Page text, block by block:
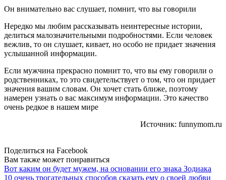
Он внимательно вас слушает, помнит, что вы говорили
Нередко мы любим рассказывать неинтересные истории,
делиться малозначительными подробностями. Если человек
вежлив, то он слушает, кивает, но особо не придает значения
услышанной информации.
Если мужчина прекрасно помнит то, что вы ему говорили о
родственниках, то это свидетельствует о том, что он придает
значения вашим словам. Он хочет стать ближе, поэтому
намерен узнать о вас максимум информации. Это качество
очень редкое в нашем мире
Источник: funnymom.ru
Поделиться на Facebook
Вам также может понравиться
Вот каким он будет мужем, на основании его знака Зодиака
10 очень трогательных способов сказать ему о своей любви